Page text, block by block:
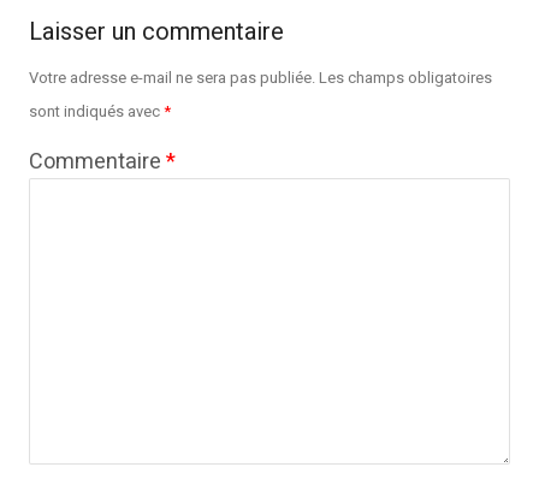
Laisser un commentaire
Votre adresse e-mail ne sera pas publiée.Les champs obligatoires
sont indiqués avec*
Commentaire*